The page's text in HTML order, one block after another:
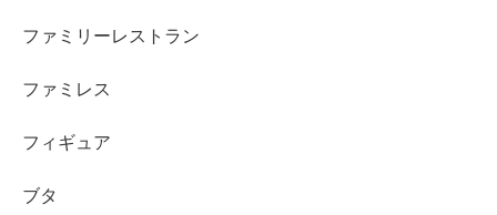
ファミリーレストラン
ファミレス
フィギュア
ブタ